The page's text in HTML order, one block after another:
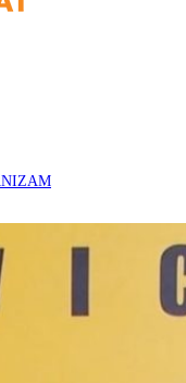
ANTROPOLOGIJA